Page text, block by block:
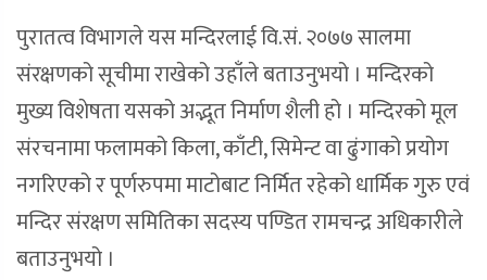
पुरातत्व विभागले यस मन्दिरलाई वि.सं. २०७७ सालमा
संरक्षणको सूचीमा राखेको उहाँले बताउनुभयो । मन्दिरको
मुख्य विशेषता यसको अद्भूत निर्माण शैली हो । मन्दिरको मूल
संरचनामा फलामको किला, काँटी, सिमेन्ट वा ढुंगाको प्रयोग
नगरिएको र पूर्णरुपमा माटोबाट निर्मित रहेको धार्मिक गुरु एवं
मन्दिर संरक्षण समितिका सदस्य पण्डित रामचन्द्र अधिकारीले
बताउनुभयो ।